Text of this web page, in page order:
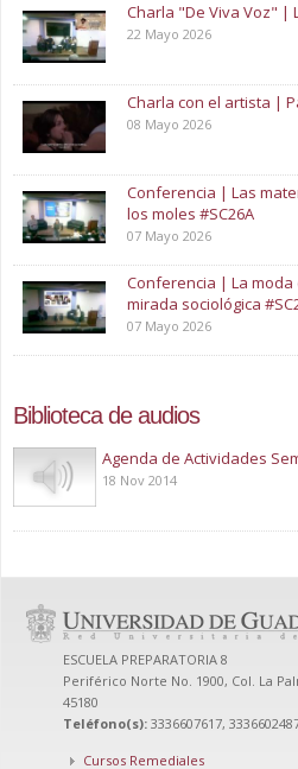
Charla "De Viva Voz" |
22 Mayo 2026
Charla con el artista |
08 Mayo 2026
Conferencia | Las
los moles #SC26A
07 Mayo 2026
Conferencia | La
mirada sociológica
07 Mayo 2026
Biblioteca de audios
Play
Agenda de Actividades
18 Nov 2014
ESCUELA PREPARATORIA 8
Periférico Norte No. 1900, Col. La
45180
Teléfono(s): 3336607617,
Cursos Remediales